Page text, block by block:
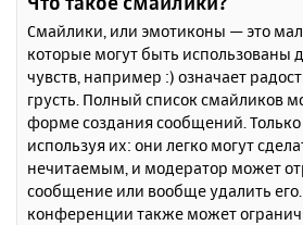
Смайлики, или эмотиконы — это
которые могут быть использованы
чувств, например :) означает
грусть. Полный список смайликов
форме создания сообщений. Только
используя их: они легко могут
нечитаемым, и модератор может
сообщение или вообще удалить
конференции также может